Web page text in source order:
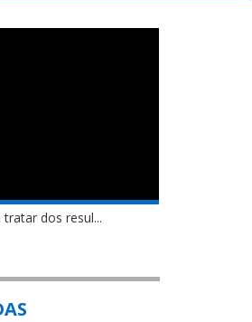
tratar dos resul...